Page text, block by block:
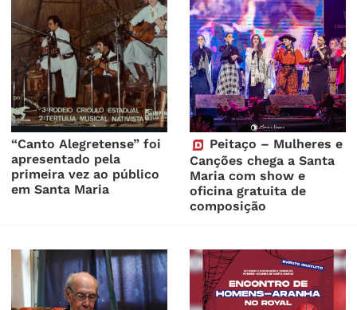
“Canto Alegretense” foi
apresentado pela
primeira vez ao público
em Santa Maria
Peitaço – Mulheres e
Canções chega a Santa
Maria com show e
oficina gratuita de
composição